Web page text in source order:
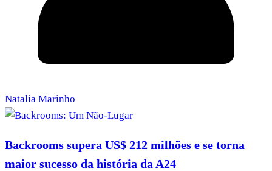
Natalia Marinho
Backrooms supera US$ 212 milhões e se torna
maior sucesso da história da A24